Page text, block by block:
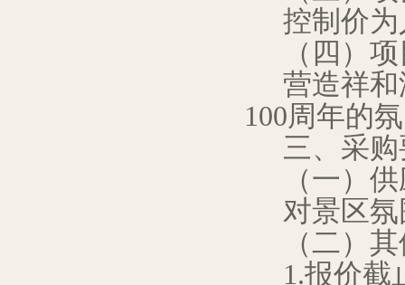
控制价
（四）
营造祥
100周年的
三、采
（一）
对景区
（二）
1.报价截